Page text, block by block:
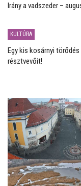
Irány a vadszeder –
KULTÚRA
Egy kis kosárnyi
résztvevőit!